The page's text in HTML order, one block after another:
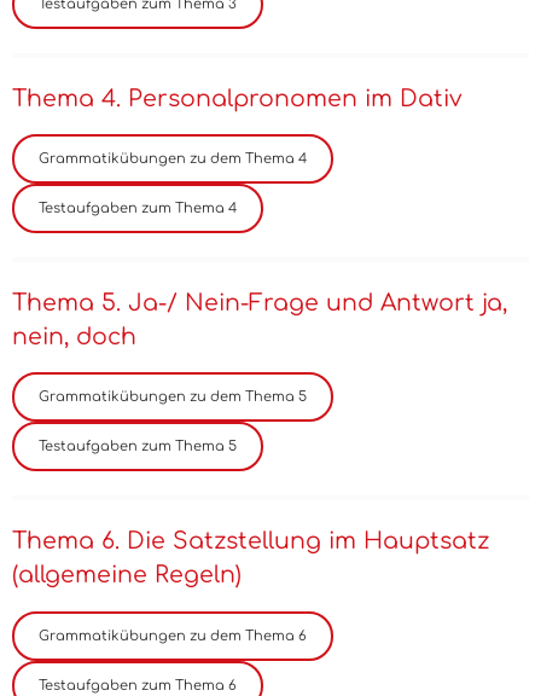
Thema 4. Personalpronomen im Dativ
Thema 5. Ja-/ Nein-Frage und Antwort ja,
nein, doch
Thema 6. Die Satzstellung im Hauptsatz
(allgemeine Regeln)